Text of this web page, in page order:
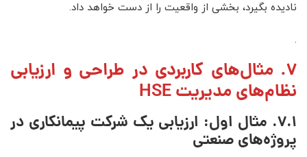
نادیده بگیرد، بخشی از واقعیت را از دست خواهد داد.
.
7. مثال‌های کاربردی در طراحی و ارزیابی
نظام‌های مدیریت HSE
7.1. مثال اول: ارزیابی یک شرکت پیمانکاری در
پروژه‌های صنعتی